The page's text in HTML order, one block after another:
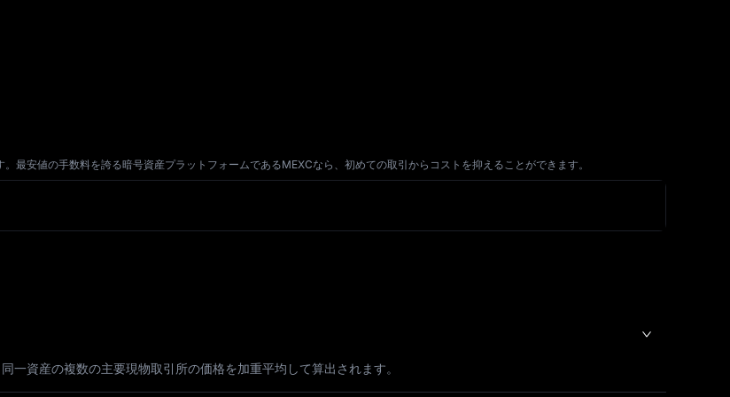
最安値の手数料を誇る暗号資産プラットフォームであるMEXCなら、初めての取引からコストを抑えることができます。
資産の複数の主要現物取引所の価格を加重平均して算出されます。